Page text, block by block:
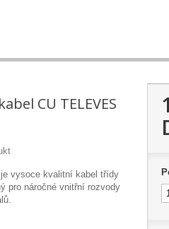
CU TELEVES
vysoce kvalitní kabel třídy
pro náročné vnitřní rozvody